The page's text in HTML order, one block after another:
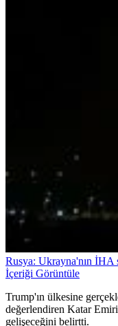
Rusya: Ukrayna'nın İHA
İçeriği Görüntüle
Trump'ın ülkesine
değerlendiren Katar
gelişeceğini belirtti.